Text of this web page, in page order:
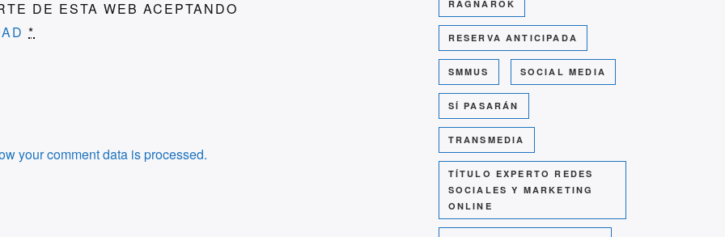
DE ESTA WEB ACEPTANDO
*
your comment data is processed.
RAGNAROK
RESERVA ANTICIPADA
SMMUS SOCIAL MEDIA
SÍ PASARÁN
TRANSMEDIA
TÍTULO EXPERTO REDES
SOCIALES Y MARKETING
ONLINE